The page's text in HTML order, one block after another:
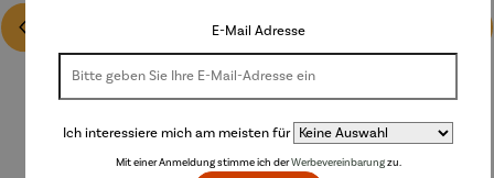
E-Mail Adresse
Ich interessiere mich am meisten für
Mit einer Anmeldung stimme ich derWerbevereinbarungzu.